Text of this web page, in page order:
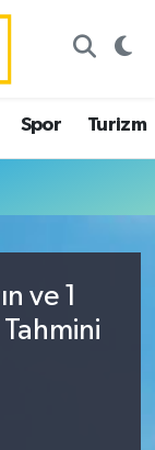
Spor Turizm
ve 1